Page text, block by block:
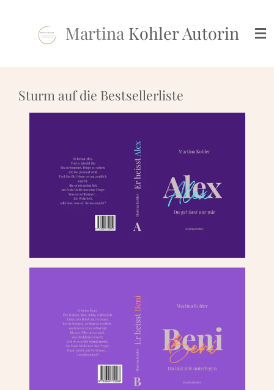
Hauptinhalt
springen
Martina Kohler Autorin
Sturm auf die Bestsellerliste